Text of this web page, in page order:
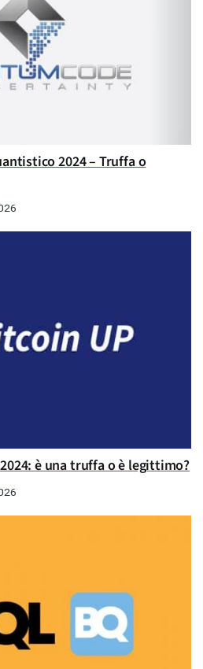
2024 – Truffa o
è una truffa o è legittimo?